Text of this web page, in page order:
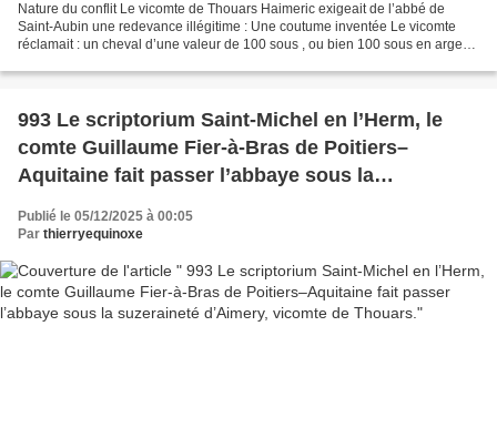
Nature du conflit Le vicomte de Thouars Haimeric exigeait de l’abbé de
Saint-Aubin une redevance illégitime : Une coutume inventée Le vicomte
réclamait : un cheval d’une valeur de 100 sous , ou bien 100 sous en argent,
993 Le scriptorium Saint-Michel en l’Herm, le
comte Guillaume Fier-à-Bras de Poitiers–
Aquitaine fait passer l’abbaye sous la
suzeraineté d’Aimery, vicomte de Thouars.
Publié le 05/12/2025 à 00:05
Par thierryequinoxe